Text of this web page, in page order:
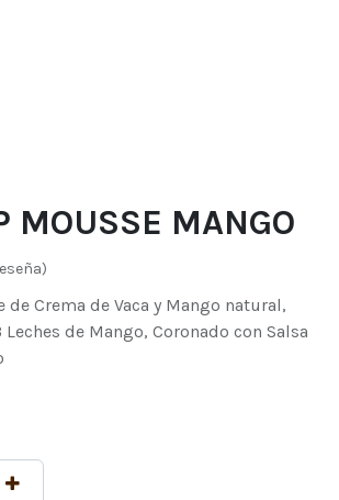
MOUSSE MANGO
Crema de Vaca y Mango natural,
de Mango, Coronado con Salsa